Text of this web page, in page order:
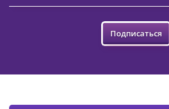
Подписаться